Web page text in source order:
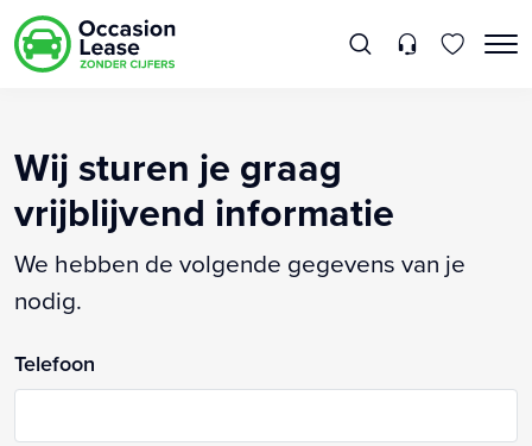
Wij sturen je graag
vrijblijvend informatie
We hebben de volgende gegevens van je
nodig.
Telefoon